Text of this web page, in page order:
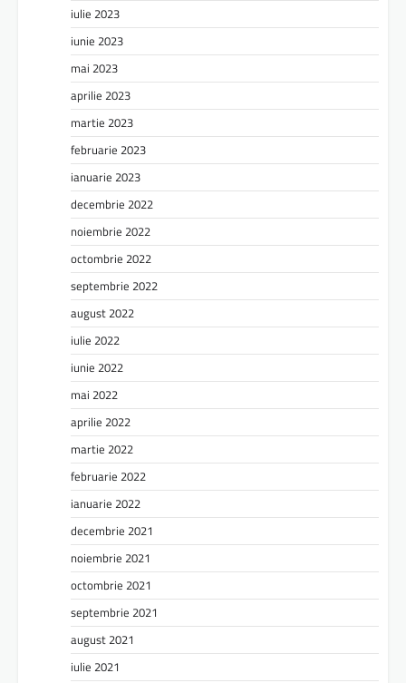
iulie 2023
iunie 2023
mai 2023
aprilie 2023
martie 2023
februarie 2023
ianuarie 2023
decembrie 2022
noiembrie 2022
octombrie 2022
septembrie 2022
august 2022
iulie 2022
iunie 2022
mai 2022
aprilie 2022
martie 2022
februarie 2022
ianuarie 2022
decembrie 2021
noiembrie 2021
octombrie 2021
septembrie 2021
august 2021
iulie 2021